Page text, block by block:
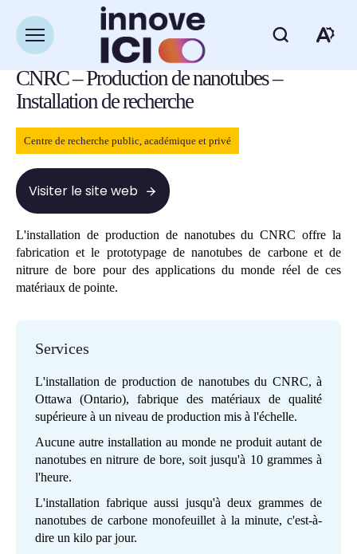
Ouvrir
la
du
site
Retour à la liste des ressources
CNRC – Production de nanotubes –
Installation de recherche
Centre de recherche public, académique et privé
Visiter le site web
L'installation de production de nanotubes du CNRC offre la
fabrication et le prototypage de nanotubes de carbone et de
nitrure de bore pour des applications du monde réel de ces
matériaux de pointe.
Services
L'installation de production de nanotubes du CNRC, à
Ottawa (Ontario), fabrique des matériaux de qualité
supérieure à un niveau de production mis à l'échelle.
Aucune autre installation au monde ne produit autant de
nanotubes en nitrure de bore, soit jusqu'à 10 grammes à
l'heure.
L'installation fabrique aussi jusqu'à deux grammes de
nanotubes de carbone monofeuillet à la minute, c'est-à-
dire un kilo par jour.